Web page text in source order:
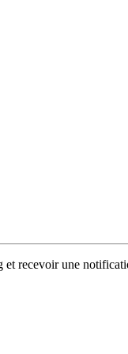
et recevoir une